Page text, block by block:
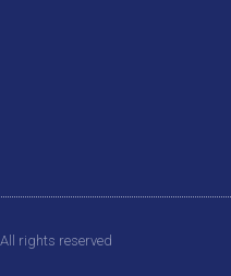
rights reserved